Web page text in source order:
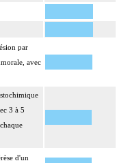
par
avec
3 à 5
d'un